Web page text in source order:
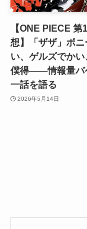
【ONE PIECE 第
想】「ザザ」ボニ
い、ゲルズでかい
僕得——情報量バ
一話を語る
2026年5月14日